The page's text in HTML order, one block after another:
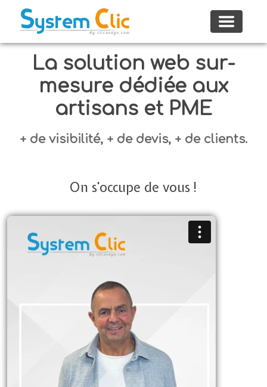
Toggle
La solution web sur-
mesure dédiée aux
artisans et PME
+ de visibilité, + de devis, + de clients.
On s'occupe de vous !